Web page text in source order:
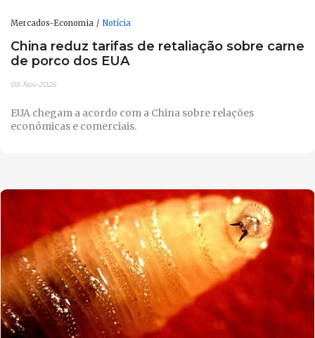
Mercados-Economia Notícia
China reduz tarifas de retaliação sobre carne
de porco dos EUA
05-Nov-2025
EUA chegam a acordo com a China sobre relações
económicas e comerciais.